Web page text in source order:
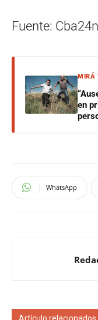
Fuente:
MIRÁ
en
WhatsApp
Artículo relacionados